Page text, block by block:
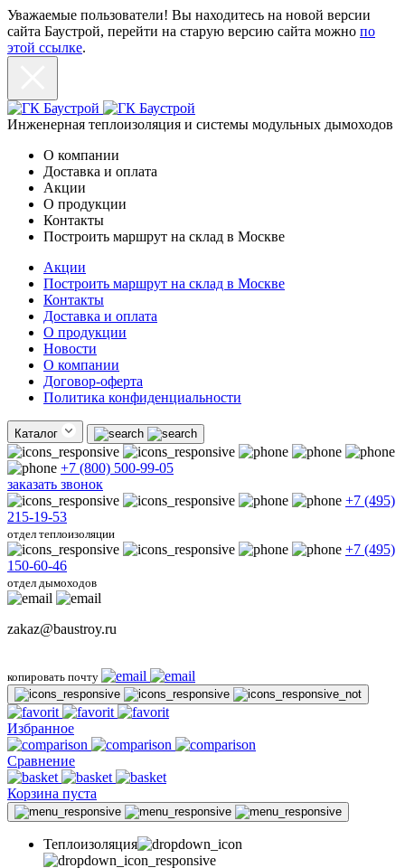
Уважаемые пользователи! Вы находитесь на новой версии
сайта Баустрой, перейти на старую версию сайта можно по
этой ссылке.
Инженерная теплоизоляция и системы модульных дымоходов
О компании
Доставка и оплата
Акции
О продукции
Контакты
Построить маршрут на склад в Москве
Акции
Построить маршрут на склад в Москве
Контакты
Доставка и оплата
О продукции
Новости
О компании
Договор-оферта
Политика конфиденциальности
Каталог
+7 (800) 500-99-05
заказать звонок
+7 (495)
215-19-53
отдел теплоизоляции
+7 (495)
150-60-46
отдел дымоходов
zakaz@baustroy.ru
копировать почту
Избранное
Сравнение
Корзина пуста
Теплоизоляция